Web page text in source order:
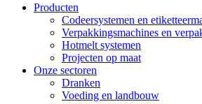
Producten
Codeersystemen en
Verpakkingsmachines en
Hotmelt systemen
Projecten op maat
Onze sectoren
Dranken
Voeding en landbouw